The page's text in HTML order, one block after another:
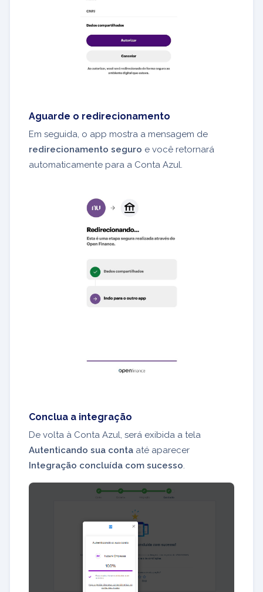
Aguarde o redirecionamento
Em seguida, o app mostra a mensagem de
redirecionamento seguro e você retornará
automaticamente para a Conta Azul.
Conclua a integração
De volta à Conta Azul, será exibida a tela
Autenticando sua conta até aparecer
Integração concluída com sucesso.